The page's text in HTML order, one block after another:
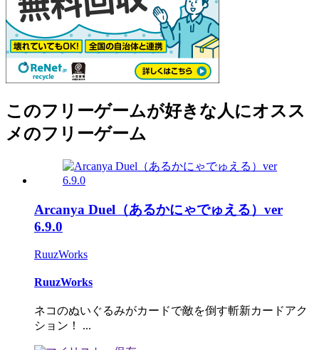
このフリーゲームが好きな人にオスス
メのフリーゲーム
Arcanya Duel（あるかにゃでゅえる）ver
6.9.0
RuuzWorks
RuuzWorks
ネコのぬいぐるみがカードで敵を倒す斬新カードアク
ション！ ...